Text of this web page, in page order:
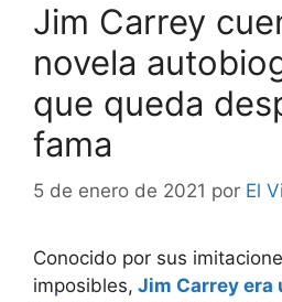
Jim Carrey
novela
que queda
fama
5 de enero de 2021 por El
Conocido por sus
imposibles, Jim Carrey era